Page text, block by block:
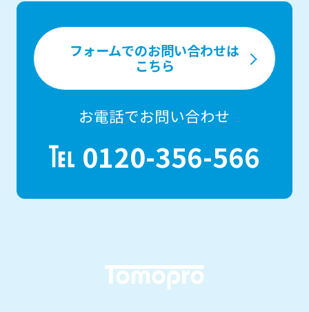
フォームでのお問い合わせは
こちら
お電話でお問い合わせ
0120-356-566